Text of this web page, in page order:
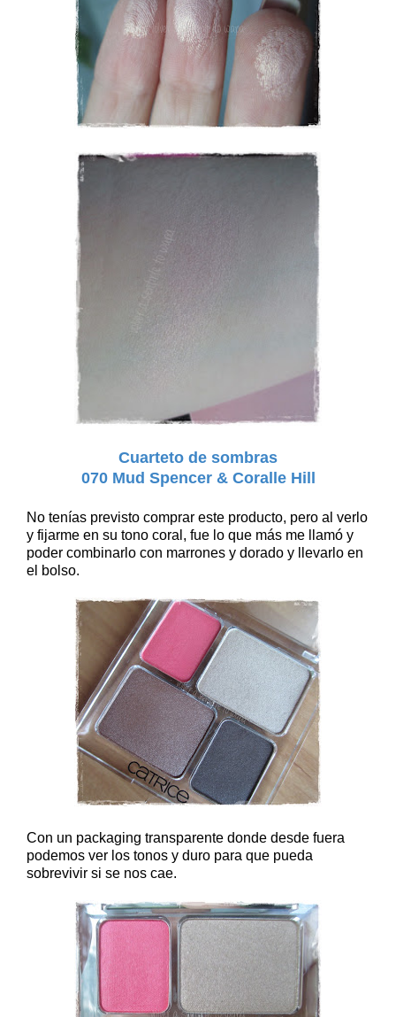
Cuarteto de sombras
070 Mud Spencer & Coralle Hill
No tenías previsto comprar este producto, pero al verlo
y fijarme en su tono coral, fue lo que más me llamó y
poder combinarlo con marrones y dorado y llevarlo en
el bolso.
Con un packaging transparente donde desde fuera
podemos ver los tonos y duro para que pueda
sobrevivir si se nos cae.